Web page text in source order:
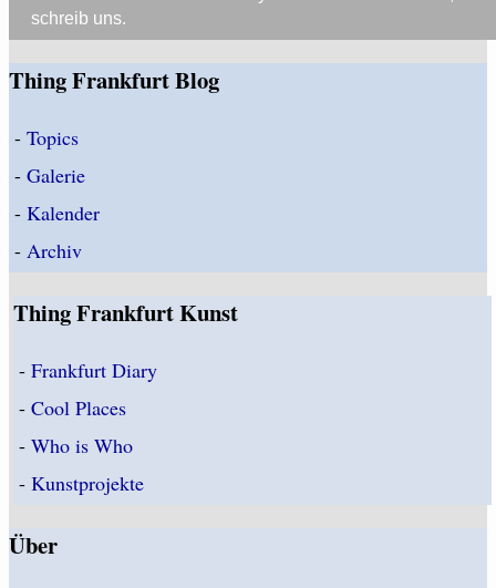
schreib uns.
Thing Frankfurt Blog
- Topics
- Galerie
- Kalender
- Archiv
Thing Frankfurt Kunst
-Frankfurt Diary
-Cool Places
-Who is Who
-Kunstprojekte
Über